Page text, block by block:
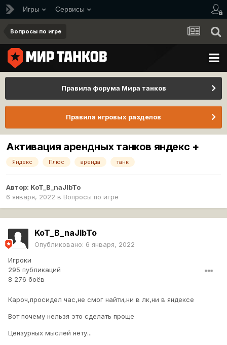
Игры Сервисы
Вопросы по игре
Правила форума Мира танков
Правила игровых разделов
Активация арендных танков яндекс +
Яндекс Плюс аренда танк
Автор: KoT_B_naJlbTo
6 января, 2022 в Вопросы по игре
KoT_B_naJlbTo
Опубликовано: 6 января, 2022
Игроки
295 публикаций
8 276 боёв
Кароч,просидел час,не смог найти,ни в лк,ни в яндексе
Вот почему нельзя это сделать проще
Цензурных мыслей нету...